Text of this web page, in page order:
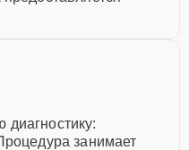
занимает